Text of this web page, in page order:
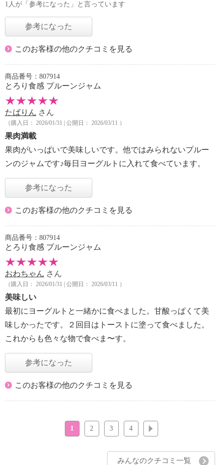
1人が「参考になった」と言っています
参考になった
このお客様の他のクチコミを見る
商品番号：807914
とろり食感 プルーンジャム
たばりん さん
（購入日： 2026/01/31 | 公開日： 2026/03/11 ）
果肉満載
果肉がいっぱいで美味しいです。他ではみられないプルー
ンのジャムです♪毎日ヨーグルトに入れて食べています。
参考になった
このお客様の他のクチコミを見る
商品番号：807914
とろり食感 プルーンジャム
おわちゃん さん
（購入日： 2026/01/31 | 公開日： 2026/03/11 ）
美味しい
最初にヨーグルトと一緒かに食べました。甘酸っぱくて美
味しかったです。２回目はトーストに塗って食べました。
これからも色々な物で食べま〜す。
参考になった
このお客様の他のクチコミを見る
1 2 3 4
みんなのクチコミ一覧